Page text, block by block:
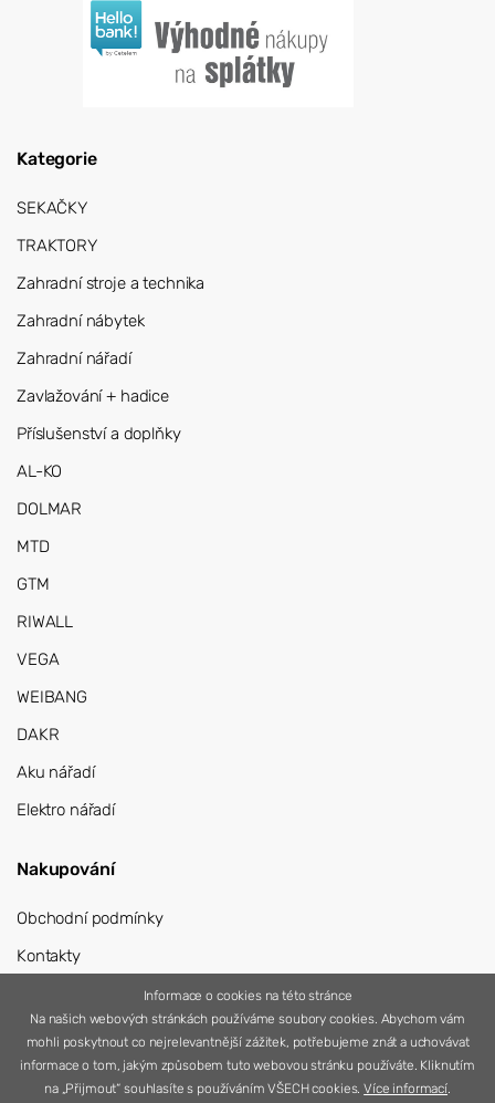
Kategorie
SEKAČKY
TRAKTORY
Zahradní stroje a technika
Zahradní nábytek
Zahradní nářadí
Zavlažování + hadice
Příslušenství a doplňky
AL-KO
DOLMAR
MTD
GTM
RIWALL
VEGA
WEIBANG
DAKR
Aku nářadí
Elektro nářadí
Nakupování
Obchodní podmínky
Kontakty
Informace o cookies na této stránce
Na našich webových stránkách používáme soubory cookies. Abychom vám
mohli poskytnout co nejrelevantnější zážitek, potřebujeme znát a uchovávat
informace o tom, jakým způsobem tuto webovou stránku používáte. Kliknutím
na „Přijmout“ souhlasíte s používáním VŠECH cookies.Více informací.